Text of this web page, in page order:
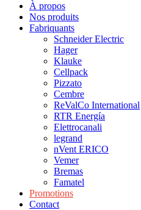
À propos
Nos produits
Fabriquants
Schneider Electric
Hager
Klauke
Cellpack
Pizzato
Cembre
ReValCo International
RTR Energía
Elettrocanali
legrand
nVent ERICO
Vemer
Bremas
Famatel
Promotions
Contact